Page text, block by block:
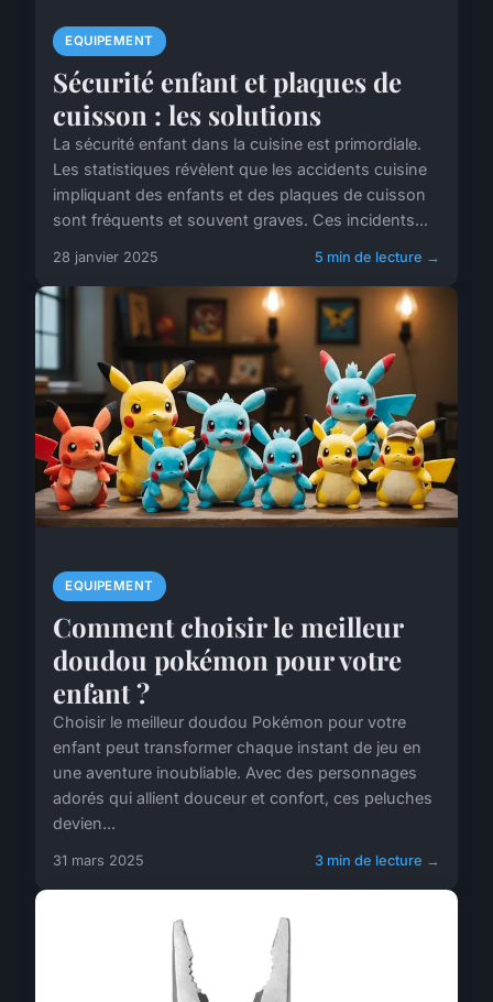
EQUIPEMENT
Sécurité enfant et plaques de
cuisson : les solutions
La sécurité enfant dans la cuisine est primordiale.
Les statistiques révèlent que les accidents cuisine
impliquant des enfants et des plaques de cuisson
sont fréquents et souvent graves. Ces incidents...
28 janvier 2025 5 min de lecture →
EQUIPEMENT
Comment choisir le meilleur
doudou pokémon pour votre
enfant ?
Choisir le meilleur doudou Pokémon pour votre
enfant peut transformer chaque instant de jeu en
une aventure inoubliable. Avec des personnages
adorés qui allient douceur et confort, ces peluches
devien...
31 mars 2025 3 min de lecture →